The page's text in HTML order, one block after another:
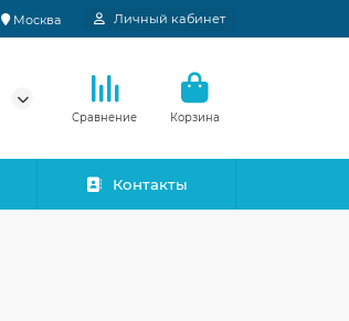
Москва Личный кабинет
Сравнение Корзина
Контакты